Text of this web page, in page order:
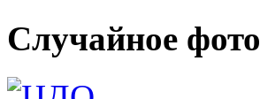
Случайное фото